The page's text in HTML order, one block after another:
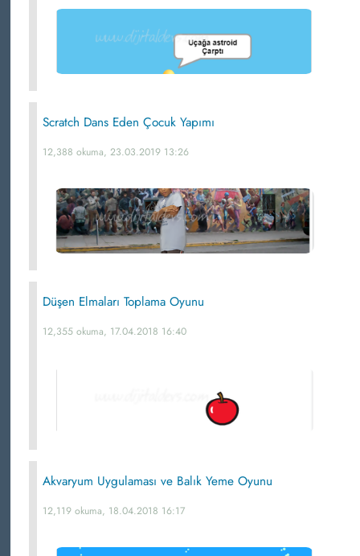
Scratch Dans Eden Çocuk Yapımı
12,388 okuma, 23.03.2019 13:26
Düşen Elmaları Toplama Oyunu
12,355 okuma, 17.04.2018 16:40
Akvaryum Uygulaması ve Balık Yeme Oyunu
12,119 okuma, 18.04.2018 16:17